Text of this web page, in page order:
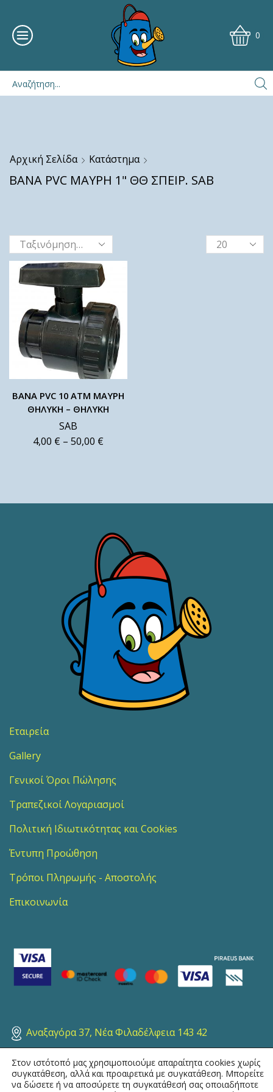
0
Αρχική Σελίδα Κατάστημα
ΒΑΝΑ PVC ΜΑΥΡΗ 1" ΘΘ ΣΠΕΙΡ. SAB
ΒΑΝΑ PVC 10 ΑΤΜ ΜΑΥΡΗ
ΘΗΛΥΚΗ – ΘΗΛΥΚΗ
SAB
4,00 € – 50,00 €
Εταιρεία
Gallery
Γενικοί Όροι Πώλησης
Τραπεζικοί Λογαριασμοί
Πολιτική Ιδιωτικότητας και Cookies
Έντυπη Προώθηση
Τρόποι Πληρωμής - Αποστολής
Επικοινωνία
Αναξαγόρα 37, Νέα Φιλαδέλφεια 143 42
210 25 32 554
Στον ιστότοπό μας χρησιμοποιούμε απαραίτητα cookies χωρίς
συγκατάθεση, αλλά και προαιρετικά με συγκατάθεση. Μπορείτε
να δώσετε ή να αποσύρετε τη συγκατάθεσή σας οποιαδήποτε